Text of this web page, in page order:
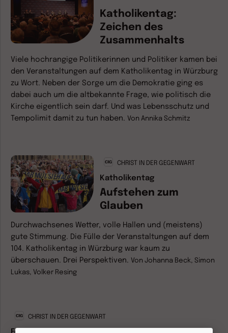
Katholikentag:
Zeichen des
Zusammenhalts
Viele hochrangige Politikerinnen und Politiker kamen bei
den Veranstaltungen auf dem Katholikentag in Würzburg
zu Wort. Neben der Sorge um die Demokratie ging es
dabei auch um die altbekannte Frage, wie politisch die
Kirche eigentlich sein darf. Und was Lebensschutz und
Tempolimit damit zu tun haben. Von Annika Schmitz
CHRIST IN DER GEGENWART
Katholikentag
Aufstehen zum
Glauben
Durchwachsenes Wetter, volle Hallen und (meistens)
gute Stimmung. Die Fülle der Veranstaltungen auf dem
104. Katholikentag in Würzburg war kaum zu
überschauen. Drei Perspektiven. Von Johanna Beck, Simon
Lukas, Volker Resing
CHRIST IN DER GEGENWART